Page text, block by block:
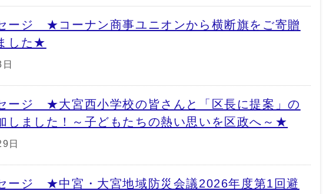
ージ ★コーナン商事ユニオンから横断旗をご寄贈
した★
ージ ★大宮西小学校の皆さんと「区長に提案」の
しました！～子どもたちの熱い思いを区政へ～★
日
ージ ★中宮・大宮地域防災会議2026年度第1回避